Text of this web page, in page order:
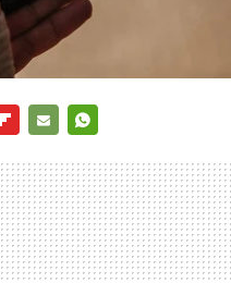
MAIL